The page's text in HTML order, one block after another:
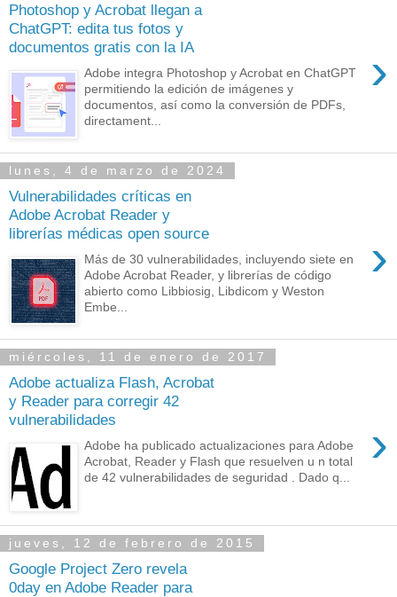
Photoshop y Acrobat llegan a
ChatGPT: edita tus fotos y
documentos gratis con la IA
›
Adobe integra Photoshop y Acrobat en ChatGPT
permitiendo la edición de imágenes y
documentos, así como la conversión de PDFs,
directament...
lunes, 4 de marzo de 2024
Vulnerabilidades críticas en
Adobe Acrobat Reader y
librerías médicas open source
›
Más de 30 vulnerabilidades, incluyendo siete en
Adobe Acrobat Reader, y librerías de código
abierto como Libbiosig, Libdicom y Weston
Embe...
miércoles, 11 de enero de 2017
Adobe actualiza Flash, Acrobat
y Reader para corregir 42
vulnerabilidades
›
Adobe ha publicado actualizaciones para Adobe
Acrobat, Reader y Flash que resuelven u n total
de 42 vulnerabilidades de seguridad . Dado q...
jueves, 12 de febrero de 2015
Google Project Zero revela
0day en Adobe Reader para